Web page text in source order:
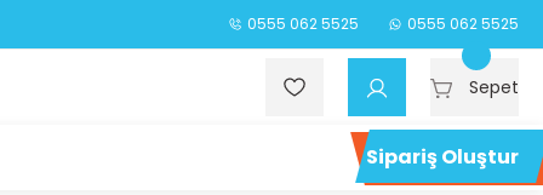
0555 062 5525 0555 062 5525
Sepet
Sipariş Oluştur